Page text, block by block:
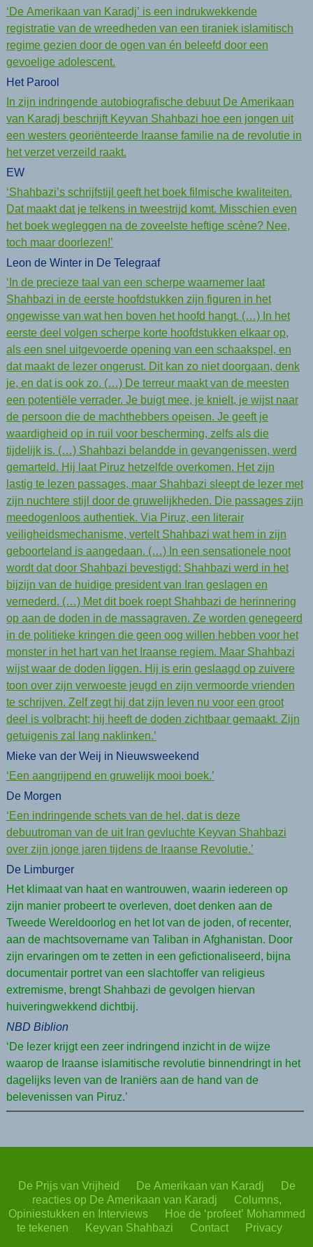
‘De Amerikaan van Karadj’ is een indrukwekkende
registratie van de wreedheden van een tiraniek islamitisch
regime gezien door de ogen van én beleefd door een
gevoelige adolescent.
Het Parool
In zijn indringende autobiografische debuut De Amerikaan
van Karadj beschrijft Keyvan Shahbazi hoe een jongen uit
een westers georiënteerde Iraanse familie na de revolutie in
het verzet verzeild raakt.
EW
‘Shahbazi’s schrijfstijl geeft het boek filmische kwaliteiten.
Dat maakt dat je telkens in tweestrijd komt. Misschien even
het boek wegleggen na de zoveelste heftige scène? Nee,
toch maar doorlezen!’
Leon de Winter in De Telegraaf
‘In de precieze taal van een scherpe waarnemer laat
Shahbazi in de eerste hoofdstukken zijn figuren in het
ongewisse van wat hen boven het hoofd hangt. (…) In het
eerste deel volgen scherpe korte hoofdstukken elkaar op,
als een snel uitgevoerde opening van een schaakspel, en
dat maakt de lezer ongerust. Dit kan zo niet doorgaan, denk
je, en dat is ook zo. (…) De terreur maakt van de meesten
een potentiële verrader. Je buigt mee, je knielt, je wijst naar
de persoon die de machthebbers opeisen. Je geeft je
waardigheid op in ruil voor bescherming, zelfs als die
tijdelijk is. (…) Shahbazi belandde in gevangenissen, werd
gemarteld. Hij laat Piruz hetzelfde overkomen. Het zijn
lastig te lezen passages, maar Shahbazi sleept de lezer met
zijn nuchtere stijl door de gruwelijkheden. Die passages zijn
meedogenloos authentiek. Via Piruz, een literair
veiligheidsmechanisme, vertelt Shahbazi wat hem in zijn
geboorteland is aangedaan. (…) In een sensationele noot
wordt dat door Shahbazi bevestigd: Shahbazi werd in het
bijzijn van de huidige president van Iran geslagen en
vernederd. (…) Met dit boek roept Shahbazi de herinnering
op aan de doden in de massagraven. Ze worden genegeerd
in de politieke kringen die geen oog willen hebben voor het
monster in het hart van het Iraanse regiem. Maar Shahbazi
wijst waar de doden liggen. Hij is erin geslaagd op zuivere
toon over zijn verwoeste jeugd en zijn vermoorde vrienden
te schrijven. Zelf zegt hij dat zijn leven nu voor een groot
deel is volbracht; hij heeft de doden zichtbaar gemaakt. Zijn
getuigenis zal lang naklinken.’
Mieke van der Weij in Nieuwsweekend
‘Een aangrijpend en gruwelijk mooi boek.’
De Morgen
‘Een indringende schets van de hel, dat is deze
debuutroman van de uit Iran gevluchte Keyvan Shahbazi
over zijn jonge jaren tijdens de Iraanse Revolutie.’
De Limburger
Het klimaat van haat en wantrouwen, waarin iedereen op
zijn manier probeert te overleven, doet denken aan de
Tweede Wereldoorlog en het lot van de joden, of recenter,
aan de machtsovername van Taliban in Afghanistan. Door
zijn ervaringen om te zetten in een gefictionaliseerd, bijna
documentair portret van een slachtoffer van religieus
extremisme, brengt Shahbazi de gevolgen hiervan
huiveringwekkend dichtbij.
NBD Biblion
‘De lezer krijgt een zeer indringend inzicht in de wijze
waarop de Iraanse islamitische revolutie binnendringt in het
dagelijks leven van de Iraniërs aan de hand van de
belevenissen van Piruz.’
De Prijs van Vrijheid De Amerikaan van Karadj
De
reacties op De Amerikaan van Karadj
Columns,
Opiniestukken en Interviews
Hoe de ‘profeet’ Mohammed
te tekenen
Keyvan Shahbazi Contact Privacy